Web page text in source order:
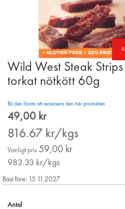
Skip
the
of
the
gallery
Wild West Steak
torkat nötkött 60g
Bli den första att recensera den här produkten
Special
49,00 kr
816.67 kr/kgs
Vanligt pris 59,00 kr
983.33 kr/kgs
Bäst före: 15.11.2027
Antal